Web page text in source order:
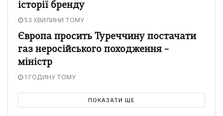
історії бренду
53 ХВИЛИНИ ТОМУ
Європа просить Туреччину постачати
газ неросійського походження –
міністр
1 ГОДИНУ ТОМУ
ПОКАЗАТИ ЩЕ